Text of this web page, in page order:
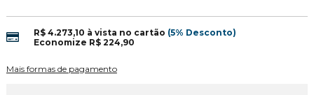
R$ 4.273,10 à vista no cartão (5% Desconto)
Economize R$ 224,90
Mais formas de pagamento